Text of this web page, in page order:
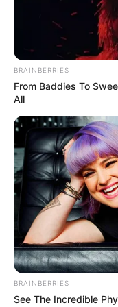
Eliana disse : "Este
acordar Pirassununga."
VEJA TAMBÉM:
+Cliente pede para
de mentira .
#TR: como será o
BRAINBERRIES
From Baddies To
All
BRAINBERRIES
See The Incredible